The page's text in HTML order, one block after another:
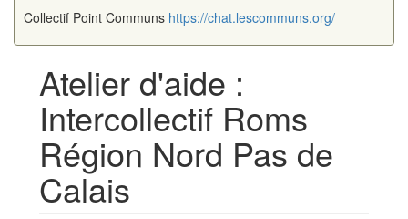
Collectif Point Communs https://chat.lescommuns.org/
Atelier d'aide :
Intercollectif Roms
Région Nord Pas de
Calais